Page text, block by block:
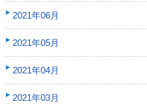
2021年06月
2021年05月
2021年04月
2021年03月